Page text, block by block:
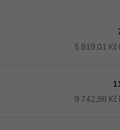
5 819,01 Kč
9 742,98 Kč